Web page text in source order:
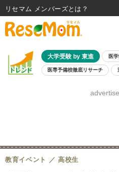
大学受験 by 東進 医
医専予備校徹底リサーチ
8月開催学校説明
教育イベント 高校生
リセマム メンバーズ